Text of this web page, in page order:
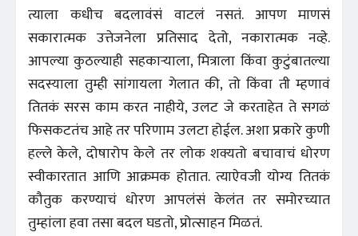
त्याला कधीच बदलावंसं वाटलं नसतं. आपण माणसं
सकारात्मक उत्तेजनेला प्रतिसाद देतो, नकारात्मक नव्हे.
आपल्या कुठल्याही सहकाऱ्याला, मित्राला किंवा कुटुंबातल्या
सदस्याला तुम्ही सांगायला गेलात की, तो किंवा ती म्हणावं
तितकं सरस काम करत नाहीये, उलट जे करताहेत ते सगळं
फिसकटतंच आहे तर परिणाम उलटा होईल. अशा प्रकारे कुणी
हल्ले केले, दोषारोप केले तर लोक शक्यतो बचावाचं धोरण
स्वीकारतात आणि आक्रमक होतात. त्याऐवजी योग्य तितकं
कौतुक करण्याचं धोरण आपलंसं केलंत तर समोरच्यात
तुम्हांला हवा तसा बदल घडतो, प्रोत्साहन मिळतं.